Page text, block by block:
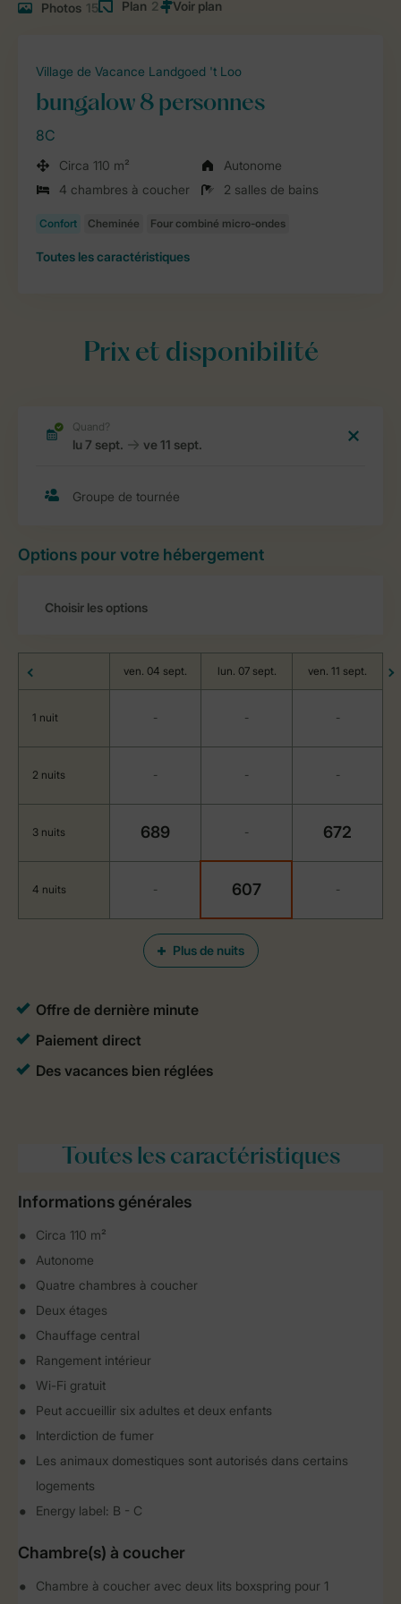
Photos 15 Plan 2
Village de Vacance Landgoed 't Loo
bungalow 8 personnes
8C
Circa 110 m²
Autonome
4 chambres à coucher
2 salles de bains
Toutes les caractéristiques
Prix et disponibilité
Options pour votre hébergement
Plus de nuits
ven. 04 sept. lun. 07 sept. ven. 11 sept.
1 nuit - - -
2 nuits - - -
3 nuits 689 - 672
4 nuits - 607 -
Toutesles caractéristiques
Informations générales
Circa 110 m²
Autonome
Quatre chambres à coucher
Deux étages
Chauffage central
Rangement intérieur
Wi-Fi gratuit
Peut accueillir six adultes et deux enfants
Interdiction de fumer
Les animaux domestiques sont autorisés dans certains
logements
Energy label: B - C
Chambre(s) à coucher
Chambre à coucher avec deux lits boxspring pour 1